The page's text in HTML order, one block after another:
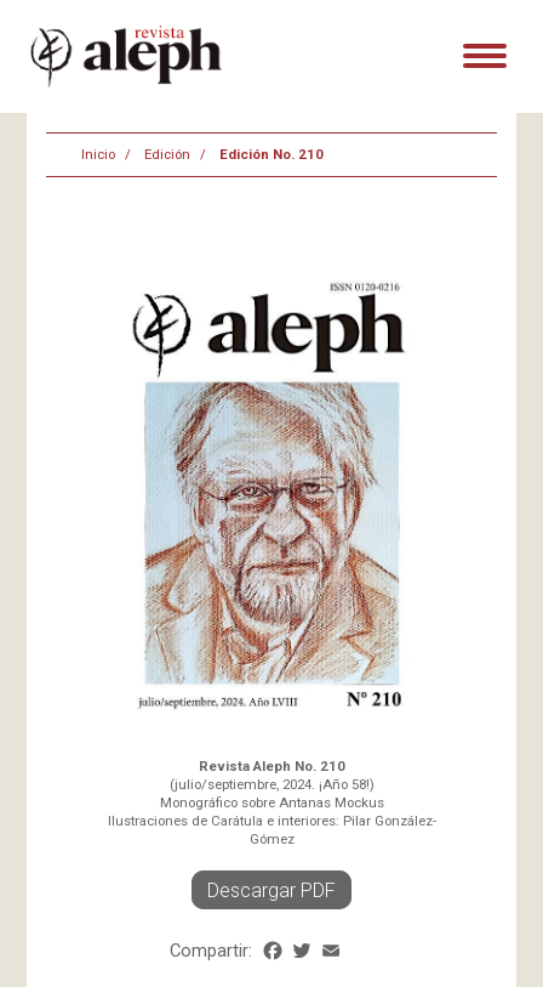
Inicio Edición Edición No. 210
Revista Aleph No. 210
(julio/septiembre, 2024. ¡Año 58!)
Monográfico sobre Antanas Mockus
Ilustraciones de Carátula e interiores: Pilar González-
Gómez
Descargar PDF
Compartir: Facebook
Twitter